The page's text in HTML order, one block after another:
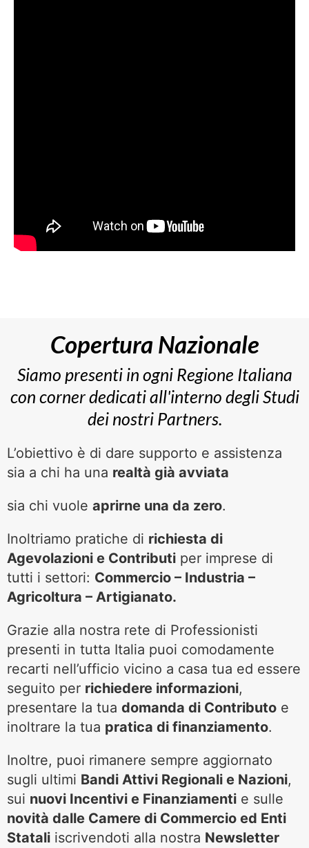
Copertura Nazionale
Siamo presenti in ogni Regione Italiana
con corner dedicati all'interno degli Studi
dei nostri Partners.
L’obiettivo è di dare supporto e assistenza
sia a chi ha una realtà già avviata
sia chi vuole aprirne una da zero.
Inoltriamo pratiche di richiesta di
Agevolazioni e Contributi per imprese di
tutti i settori: Commercio – Industria –
Agricoltura – Artigianato.
Grazie alla nostra rete di Professionisti
presenti in tutta Italia puoi comodamente
recarti nell’ufficio vicino a casa tua ed essere
seguito per richiedere informazioni,
presentare la tua domanda di Contributo e
inoltrare la tua pratica di finanziamento.
Inoltre, puoi rimanere sempre aggiornato
sugli ultimi Bandi Attivi Regionali e Nazioni,
sui nuovi Incentivi e Finanziamenti e sulle
novità dalle Camere di Commercio ed Enti
Statali iscrivendoti alla nostra Newsletter